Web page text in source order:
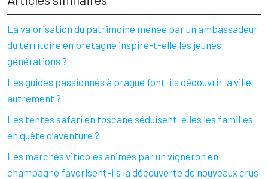
La valorisation du patrimoine menée par un ambassadeur
du territoire en bretagne inspire-t-elle les jeunes
générations ?
Les guides passionnés à prague font-ils découvrir la ville
autrement ?
Les tentes safari en toscane séduisent-elles les familles
en quête d’aventure ?
Les marchés viticoles animés par un vigneron en
champagne favorisent-ils la découverte de nouveaux crus